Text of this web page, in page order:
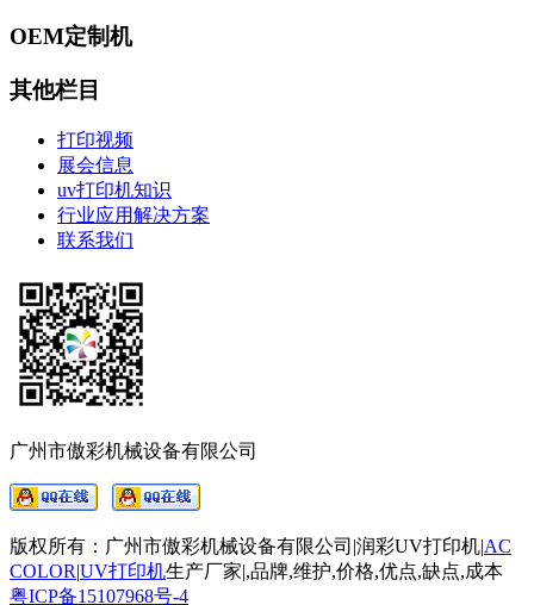
OEM定制机
其他栏目
打印视频
展会信息
uv打印机知识
行业应用解决方案
联系我们
广州市傲彩机械设备有限公司
版权所有：广州市傲彩机械设备有限公司|润彩UV打印机|AC
COLOR|UV打印机生产厂家|,品牌,维护,价格,优点,缺点,成本
粤ICP备15107968号-4